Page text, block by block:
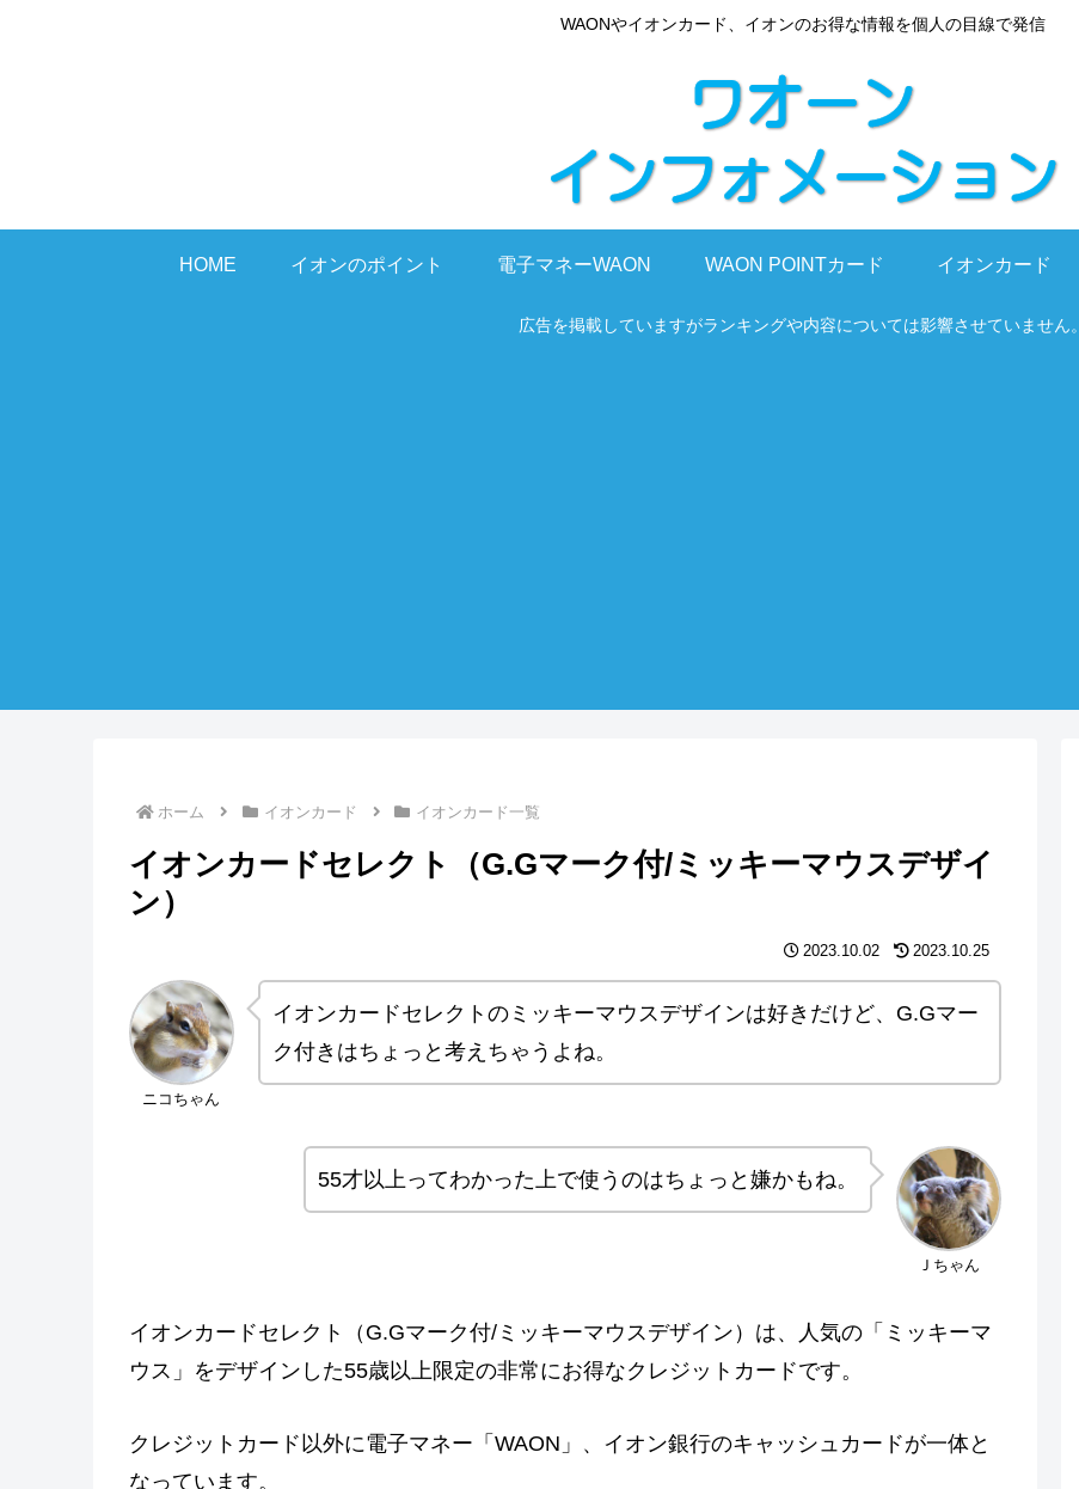
WAONやイオンカード、イオンのお得な情報を個人の目線で発信
HOME イオンのポイント 電子マネーWAON WAON POINTカード イオンカード
広告を掲載していますがランキングや内容については影響させていません。
ホーム イオンカード イオンカード一覧
イオンカードセレクト（G.Gマーク付/ミッキーマウスデザイ
ン）
2023.10.02 2023.10.25
ニコちゃん
イオンカードセレクトのミッキーマウスデザインは好きだけど、G.Gマー
ク付きはちょっと考えちゃうよね。
Ｊちゃん
55才以上ってわかった上で使うのはちょっと嫌かもね。
イオンカードセレクト（G.Gマーク付/ミッキーマウスデザイン）は、人気の「ミッキーマ
ウス」をデザインした55歳以上限定の非常にお得なクレジットカードです。
クレジットカード以外に電子マネー「WAON」、イオン銀行のキャッシュカードが一体と
なっています。